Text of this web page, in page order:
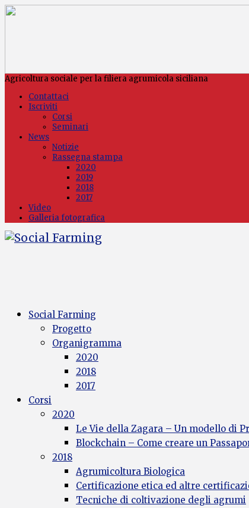
Agricoltura sociale per la filiera agrumicola siciliana
Contattaci
Iscriviti
Corsi
Seminari
News
Notizie
Rassegna stampa
2020
2019
2018
2017
Video
Galleria fotografica
Social Farming
Progetto
Organigramma
2020
2018
2017
Corsi
2020
Le Vie della Zagara – Un modello di
Blockchain – Come creare un
2018
Agrumicoltura Biologica
Certificazione etica ed altre
Tecniche di coltivazione degli agrumi